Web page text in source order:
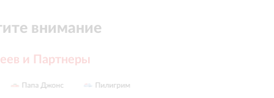
внимание
и Партнеры
Папа Джонс Пилигрим